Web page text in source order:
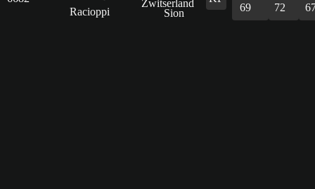
Racioppi
69
72